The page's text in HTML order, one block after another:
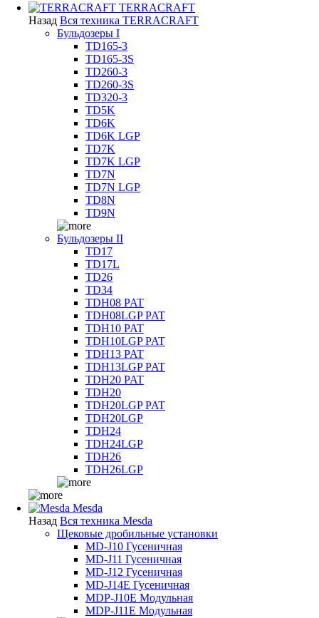
TERRACRAFT
Назад Вся техника TERRACRAFT
Бульдозеры I
TD165-3
TD165-3S
TD260-3
TD260-3S
TD320-3
TD5K
TD6K
TD6K LGP
TD7K
TD7K LGP
TD7N
TD7N LGP
TD8N
TD9N
Бульдозеры II
TD17
TD17L
TD26
TD34
TDH08 PAT
TDH08LGP PAT
TDH10 PAT
TDH10LGP PAT
TDH13 PAT
TDH13LGP PAT
TDH20 PAT
TDH20
TDH20LGP PAT
TDH20LGP
TDH24
TDH24LGP
TDH26
TDH26LGP
Mesda
Назад Вся техника Mesda
Щековые дробильные установки
MD-J10 Гусеничная
MD-J11 Гусеничная
MD-J12 Гусеничная
MD-J14E Гусеничная
MDP-J10E Модульная
MDP-J11E Модульная